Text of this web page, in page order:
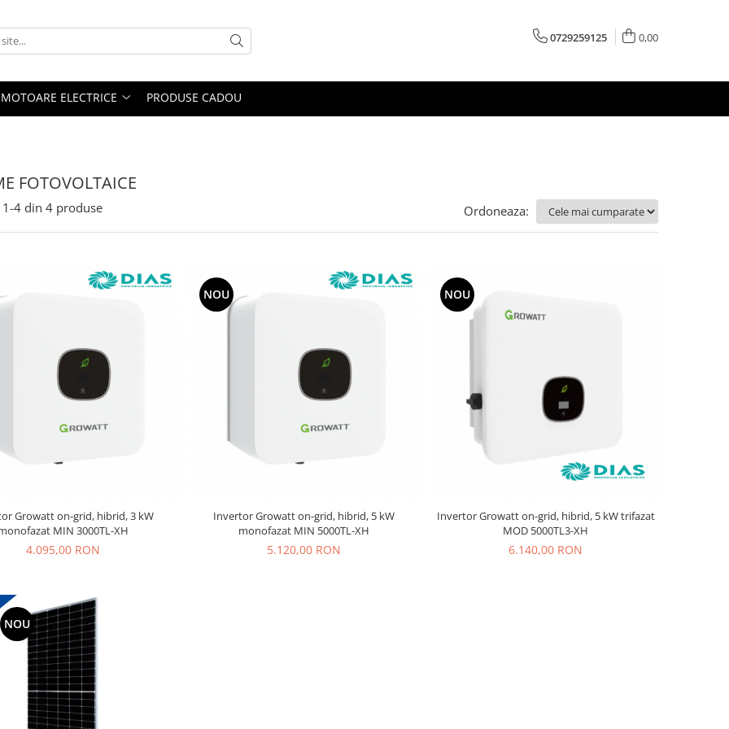
0729259125 0,00
MOTOARE ELECTRICE PRODUSE CADOU
FOTOVOLTAICE
1-4 din 4 produse Ordoneaza:
Growatt on-grid, hibrid, 3 kW
MIN 3000TL-XH
4.095,00 RON
NOU
Invertor Growatt on-grid, hibrid, 5 kW
monofazat MIN 5000TL-XH
5.120,00 RON
NOU
Invertor Growatt on-grid, hibrid, 5 kW trifazat
MOD 5000TL3-XH
6.140,00 RON
NOU